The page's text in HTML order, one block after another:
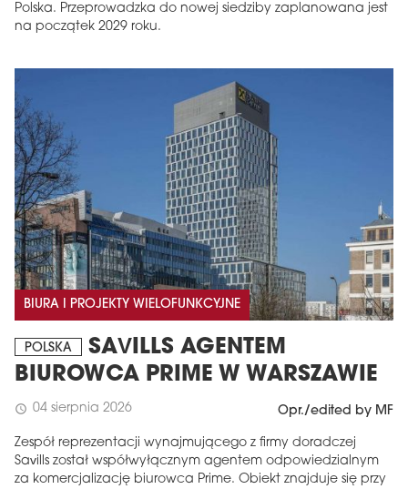
Polska. Przeprowadzka do nowej siedziby zaplanowana jest
na początek 2029 roku.
BIURA I PROJEKTY WIELOFUNKCYJNE
POLSKA
SAVILLS AGENTEM
BIUROWCA PRIME W WARSZAWIE
schedule 04 sierpnia 2026 Opr./edited by MF
Zespół reprezentacji wynajmującego z firmy doradczej
Savills został współwyłącznym agentem odpowiedzialnym
za komercjalizację biurowca Prime. Obiekt znajduje się przy